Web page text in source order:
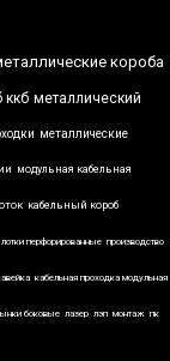
короба
ккб металлический
металлические
модульная кабельная
кабельный короб
лотки перфорированные производство
кабельная проходка модульная
боковые лазер лэп монтаж пк